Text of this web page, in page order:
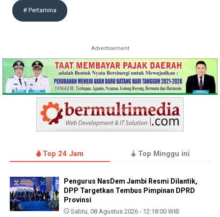
# Pertamina
Advertisement
Top 24 Jam Top Minggu ini
Pengurus NasDem Jambi Resmi Dilantik,
DPP Targetkan Tembus Pimpinan DPRD
Provinsi
Sabtu, 08 Agustus 2026 - 12:18:00 WIB